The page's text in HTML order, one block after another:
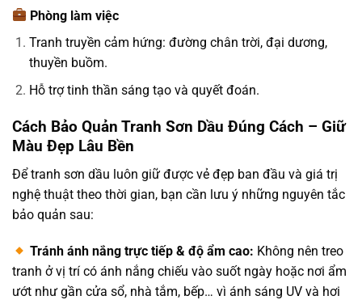
Phòng làm việc
Tranh truyền cảm hứng: đường chân trời, đại dương,
thuyền buồm.
Hỗ trợ tinh thần sáng tạo và quyết đoán.
Cách Bảo Quản Tranh Sơn Dầu Đúng Cách – Giữ
Màu Đẹp Lâu Bền
Để tranh sơn dầu luôn giữ được vẻ đẹp ban đầu và giá trị
nghệ thuật theo thời gian, bạn cần lưu ý những nguyên tắc
bảo quản sau:
Tránh ánh nắng trực tiếp & độ ẩm cao: Không nên treo
tranh ở vị trí có ánh nắng chiếu vào suốt ngày hoặc nơi ẩm
ướt như gần cửa sổ, nhà tắm, bếp… vì ánh sáng UV và hơi